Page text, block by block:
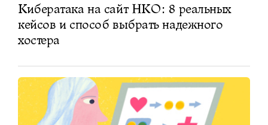
Кибератака на сайт НКО: 8 реальных
кейсов и способ выбрать надежного
хостера